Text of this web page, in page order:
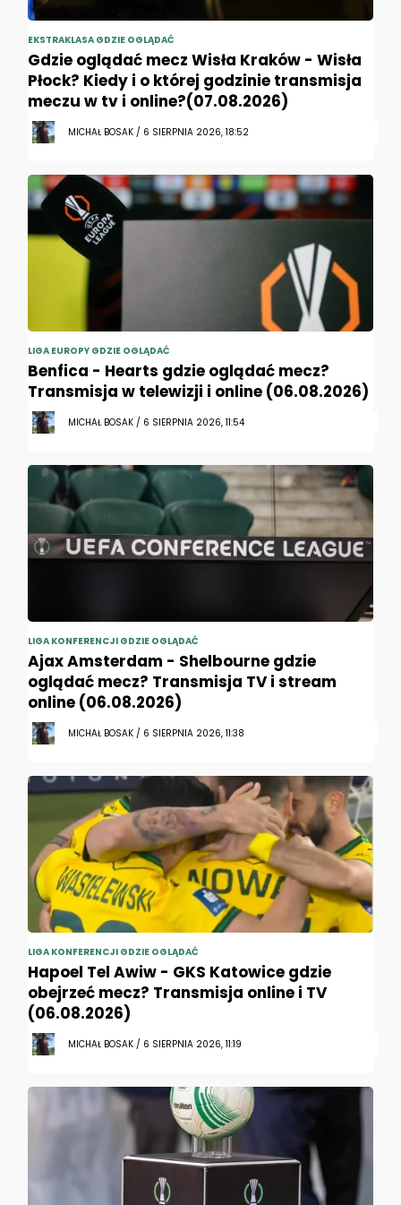
EKSTRAKLASA GDZIE OGLĄDAĆ
Gdzie oglądać mecz Wisła Kraków - Wisła
Płock? Kiedy i o której godzinie transmisja
meczu w tv i online?(07.08.2026)
MICHAŁ BOSAK / 6 SIERPNIA 2026, 18:52
LIGA EUROPY GDZIE OGLĄDAĆ
Benfica - Hearts gdzie oglądać mecz?
Transmisja w telewizji i online (06.08.2026)
MICHAŁ BOSAK / 6 SIERPNIA 2026, 11:54
LIGA KONFERENCJI GDZIE OGLĄDAĆ
Ajax Amsterdam - Shelbourne gdzie
oglądać mecz? Transmisja TV i stream
online (06.08.2026)
MICHAŁ BOSAK / 6 SIERPNIA 2026, 11:38
LIGA KONFERENCJI GDZIE OGLĄDAĆ
Hapoel Tel Awiw - GKS Katowice gdzie
obejrzeć mecz? Transmisja online i TV
(06.08.2026)
MICHAŁ BOSAK / 6 SIERPNIA 2026, 11:19